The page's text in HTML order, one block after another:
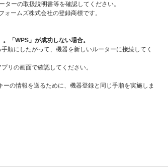
ーの取扱説明書等を確認してください。
ームズ株式会社の登録商標です。
「WPS」が成功しない場合。
順にしたがって、機器を新しいルーターに接続してく
プリの画面で確認してください。
の情報を送るために、機器登録と同じ手順を実施しま